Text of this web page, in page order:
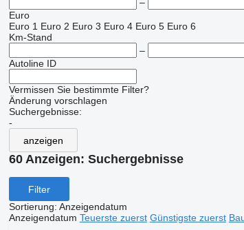
Euro
Euro 1 Euro 2 Euro 3 Euro 4 Euro 5 Euro 6
Km-Stand
–
Autoline ID
Vermissen Sie bestimmte Filter?
Änderung vorschlagen
Suchergebnisse:
-
anzeigen
60 Anzeigen: Suchergebnisse
Filter
Sortierung: Anzeigendatum
Anzeigendatum Teuerste zuerst Günstigste zuerst